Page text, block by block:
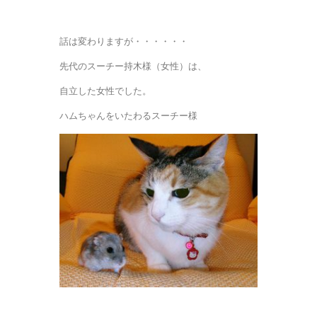
話は変わりますが・・・・・・
先代のスーチー持木様（女性）は、
自立した女性でした。
ハムちゃんをいたわるスーチー様